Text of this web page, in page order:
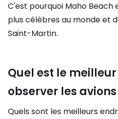
C'est pourquoi Maho Beach
plus célèbres au monde et
Saint-Martin.
Quel est le
observer les avions
Quels sont les meilleurs